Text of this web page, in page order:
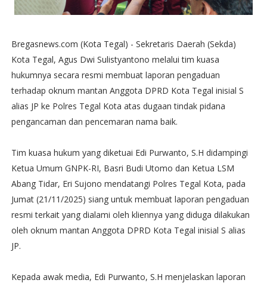
Bregasnews.com (Kota Tegal) - Sekretaris Daerah (Sekda)
Kota Tegal, Agus Dwi Sulistyantono melalui tim kuasa
hukumnya secara resmi membuat laporan pengaduan
terhadap oknum mantan Anggota DPRD Kota Tegal inisial S
alias JP ke Polres Tegal Kota atas dugaan tindak pidana
pengancaman dan pencemaran nama baik.
Tim kuasa hukum yang diketuai Edi Purwanto, S.H didampingi
Ketua Umum GNPK-RI, Basri Budi Utomo dan Ketua LSM
Abang Tidar, Eri Sujono mendatangi Polres Tegal Kota, pada
Jumat (21/11/2025) siang untuk membuat laporan pengaduan
resmi terkait yang dialami oleh kliennya yang diduga dilakukan
oleh oknum mantan Anggota DPRD Kota Tegal inisial S alias
JP.
Kepada awak media, Edi Purwanto, S.H menjelaskan laporan